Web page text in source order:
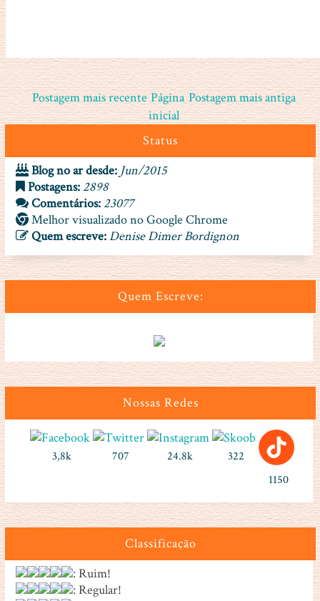
Postagem mais recente Postagem mais antiga
Página
inicial
Status
Blog no ar desde: Jun/2015
Postagens: 2898
Comentários: 23077
Melhor visualizado no Google Chrome
Quem escreve:Denise Dimer Bordignon
Quem Escreve:
Nossas Redes
3,8k 707 24.8k
322
1150
Classificação
: Ruim!
: Regular!